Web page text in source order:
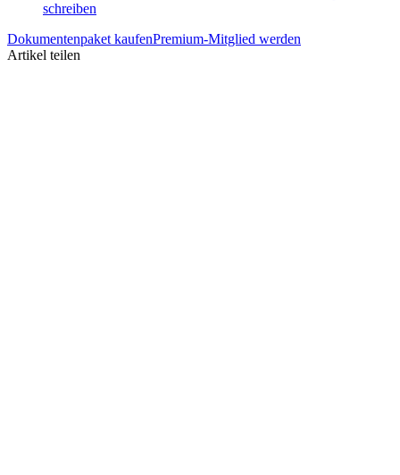
schreiben
Dokumentenpaket kaufenPremium-Mitglied werden
Artikel teilen